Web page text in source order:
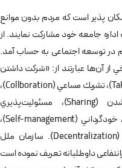
پذیر است که مردم بدون موانع
جامعه خود مشارکت نمایند. از
توسعه اجتماعی به حساب آمد.
آن‌ها عبارتند از: «شركت داشتن
(Partnership)، حضور پيدا كردن (Taking Place)، تشريك مساعي (Collboration)،
توانا شدن (Empowering)، سهيم شدن (Sharing)، مسئوليت‌پذيري
(Sponsorship)، واگذاري امور (Free-rein)، خودگرداني (Self-management)،
خوداتكايي (Self-reliance) و عدم تمركز (Decentralization). سازمان ملل
داوطلبانه تعریف نموده است